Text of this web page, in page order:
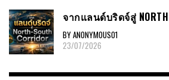
จากแลนด์บริดจ์สู่ NORTH-
BY ANONYMOUS01
23/07/2026